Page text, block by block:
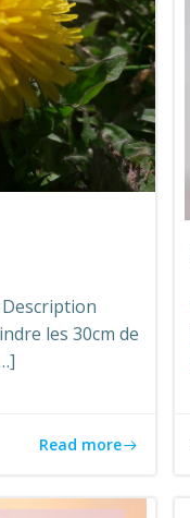
Description
les 30cm de
Read more